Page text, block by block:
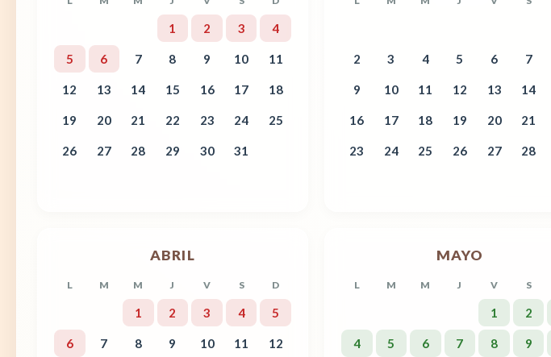
1 2 3 4
5 6 7 8 9 10 11
12 13 14 15 16 17 18
19 20 21 22 23 24 25
26 27 28 29 30 31
2 3 4 5 6 7
9 10 11 12 13 14
16 17 18 19 20 21
23 24 25 26 27 28
ABRIL
L M M J V S D
1 2 3 4 5
6 7 8 9 10 11 12
MAYO
L M M J V S
1 2
4 5 6 7 8 9